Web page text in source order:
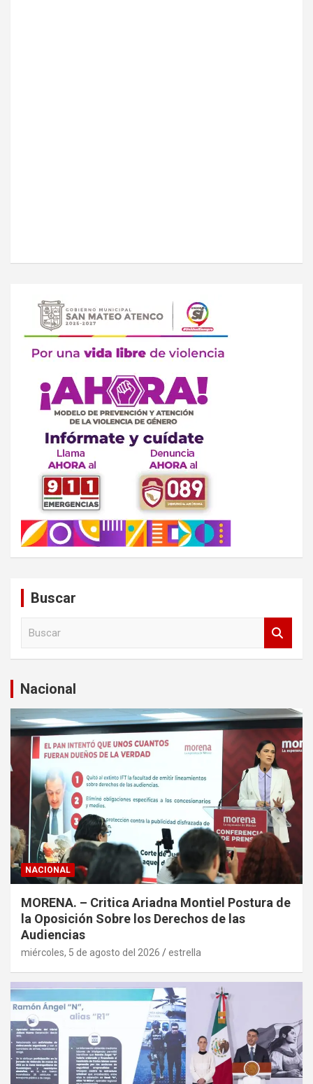
Buscar
a
r
Nacional
NACIONAL
MORENA. – Critica Ariadna Montiel Postura de
la Oposición Sobre los Derechos de las
Audiencias
miércoles, 5 de agosto del 2026 estrella